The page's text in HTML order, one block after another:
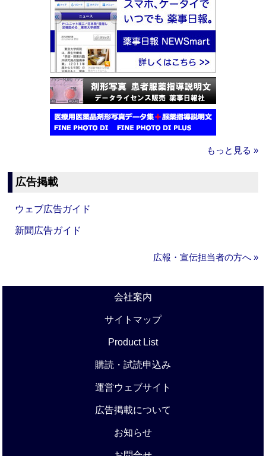
もっと見る »
広告掲載
ウェブ広告ガイド
新聞広告ガイド
広報・宣伝担当者の方へ »
会社案内
サイトマップ
Product List
購読・試読申込み
運営ウェブサイト
広告掲載について
お知らせ